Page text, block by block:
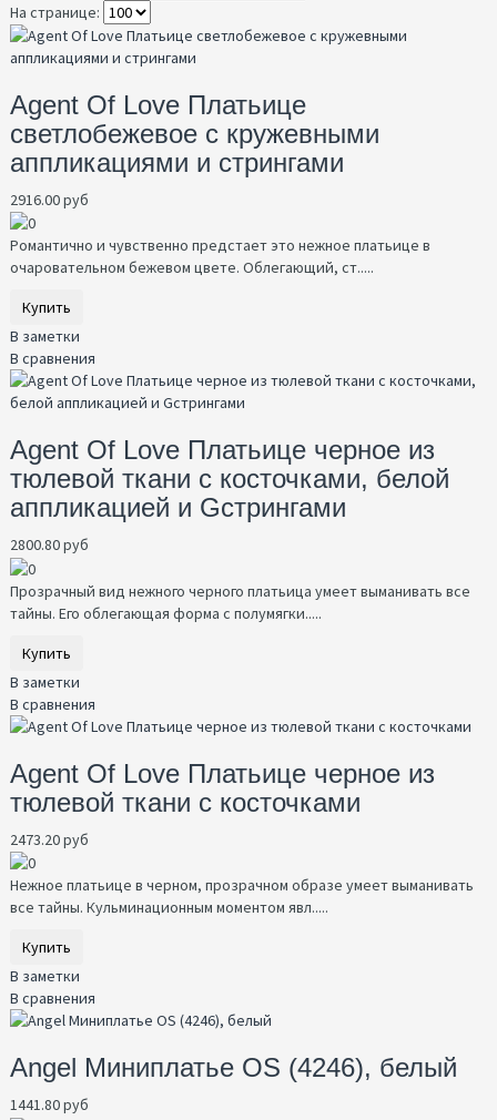
На странице:
Agent Of Love Платьице
светлобежевое с кружевными
аппликациями и стрингами
2916.00 руб
Романтично и чувственно предстает это нежное платьице в
очаровательном бежевом цвете. Облегающий, ст.....
Купить
В заметки
В сравнения
Agent Of Love Платьице черное из
тюлевой ткани с косточками, белой
аппликацией и Gстрингами
2800.80 руб
Прозрачный вид нежного черного платьица умеет выманивать все
тайны. Его облегающая форма с полумягки.....
Купить
В заметки
В сравнения
Agent Of Love Платьице черное из
тюлевой ткани с косточками
2473.20 руб
Нежное платьице в черном, прозрачном образе умеет выманивать
все тайны. Кульминационным моментом явл.....
Купить
В заметки
В сравнения
Angel Миниплатье OS (4246), белый
1441.80 руб